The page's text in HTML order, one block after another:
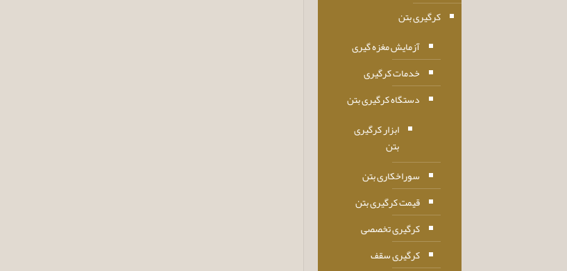
کرگیری بتن
آزمایش مغزه گیری
خدمات کرگیری
دستگاه کرگیری بتن
ابزار کرگیری
بتن
سوراخکاری بتن
قیمت کرگیری بتن
کرگیری تخصصی
کرگیری سقف